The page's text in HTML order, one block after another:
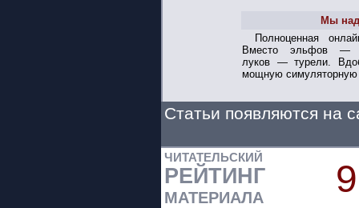
Мы
Полноценная
Вместо эльфов —
луков — турели.
мощную симуляторную
Статьи появляются на
ЧИТАТЕЛЬСКИЙ
РЕЙТИНГ
МАТЕРИАЛА 9